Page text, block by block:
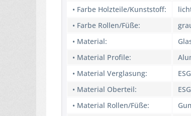
• Farbe Holzteile/Kunststoff:
• Farbe Rollen/Füße:
• Material:
• Material Profile:
• Material Verglasung:
• Material Oberteil:
• Material Rollen/Füße: